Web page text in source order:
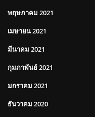
พฤษภาคม 2021
เมษายน 2021
มีนาคม 2021
กุมภาพันธ์ 2021
มกราคม 2021
ธันวาคม 2020